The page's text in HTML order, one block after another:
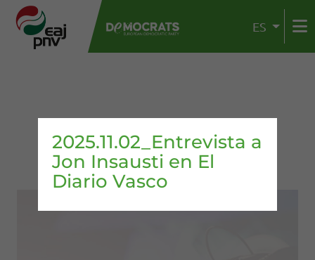
ES
2025.11.02_Entrevista a
Jon Insausti en El
Diario Vasco